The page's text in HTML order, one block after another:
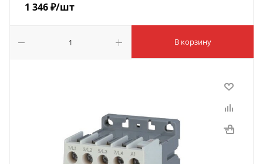
1 346₽/шт
В корзину